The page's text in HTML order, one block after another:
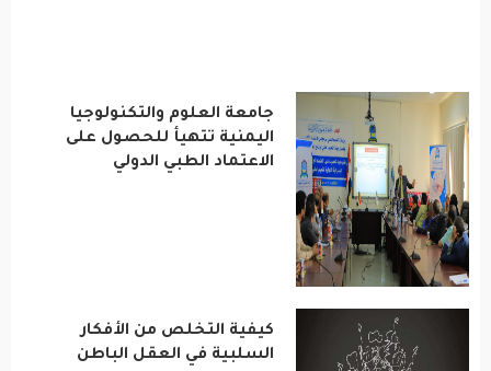
جامعة العلوم والتكنولوجيا
اليمنية تتهيأ للحصول على
الاعتماد الطبي الدولي
كيفية التخلص من الأفكار
السلبية في العقل الباطن